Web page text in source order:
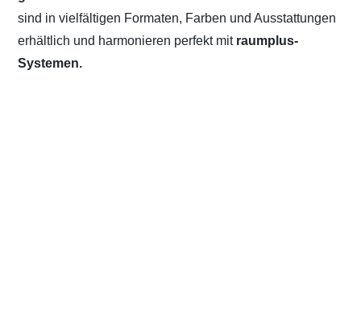
sind in vielfältigen Formaten, Farben und Ausstattungen
erhältlich und harmonieren perfekt mit raumplus-
Systemen.